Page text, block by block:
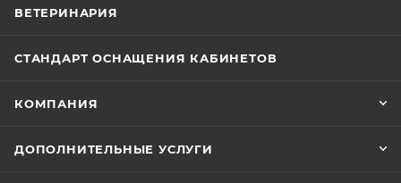
ВЕТЕРИНАРИЯ
СТАНДАРТ ОСНАЩЕНИЯ КАБИНЕТОВ
КОМПАНИЯ
ДОПОЛНИТЕЛЬНЫЕ УСЛУГИ